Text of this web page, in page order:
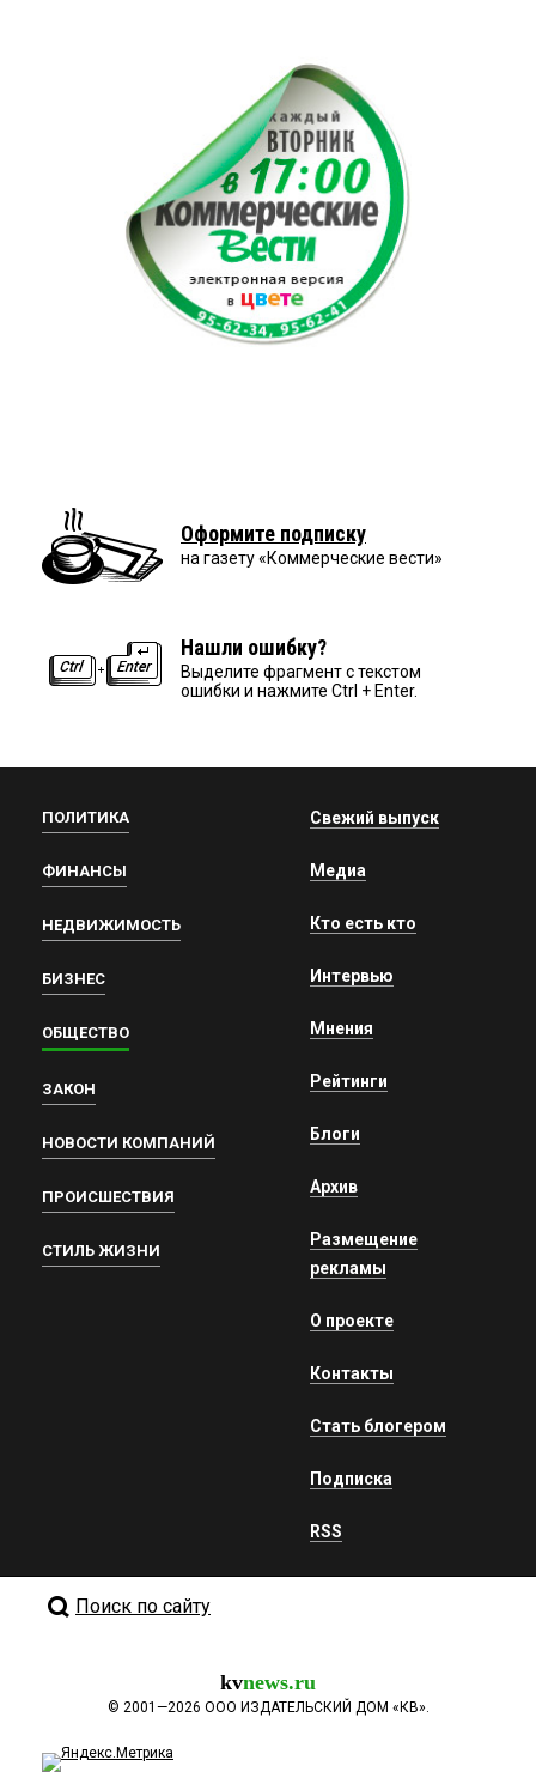
Оформите подписку
на газету «Коммерческие вести»
Нашли ошибку?
Выделите фрагмент с текстом
ошибки и нажмите Ctrl + Enter.
ПОЛИТИКА
ФИНАНСЫ
НЕДВИЖИМОСТЬ
БИЗНЕС
ОБЩЕСТВО
ЗАКОН
НОВОСТИ КОМПАНИЙ
ПРОИСШЕСТВИЯ
СТИЛЬ ЖИЗНИ
Свежий выпуск
Медиа
Кто есть кто
Интервью
Мнения
Рейтинги
Блоги
Архив
Размещение
рекламы
О проекте
Контакты
Стать блогером
Подписка
RSS
Поиск по сайту
kvnews.ru
© 2001—2026 ООО ИЗДАТЕЛЬСКИЙ ДОМ «КВ».